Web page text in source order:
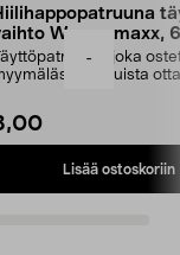
-
Wassermaxx,
joka
– muista
Lisää ostoskoriin